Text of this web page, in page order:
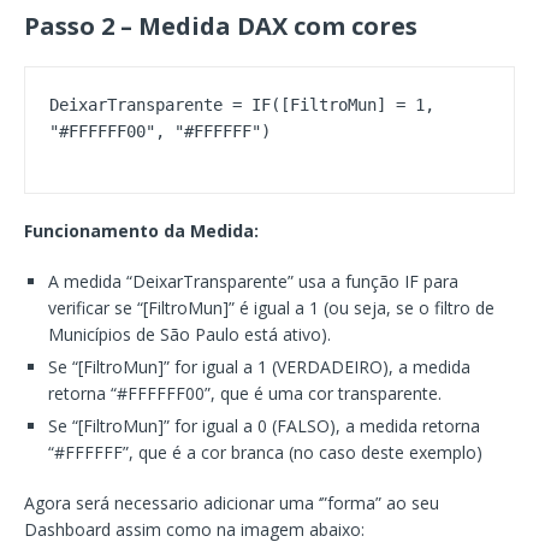
Passo 2 – Medida DAX com cores
DeixarTransparente = IF([FiltroMun] = 1,
"#FFFFFF00", "#FFFFFF")
Funcionamento da Medida:
A medida “DeixarTransparente” usa a função IF para
verificar se “[FiltroMun]” é igual a 1 (ou seja, se o filtro de
Municípios de São Paulo está ativo).
Se “[FiltroMun]” for igual a 1 (VERDADEIRO), a medida
retorna “#FFFFFF00”, que é uma cor transparente.
Se “[FiltroMun]” for igual a 0 (FALSO), a medida retorna
“#FFFFFF”, que é a cor branca (no caso deste exemplo)
Agora será necessario adicionar uma ‘”forma” ao seu
Dashboard assim como na imagem abaixo: